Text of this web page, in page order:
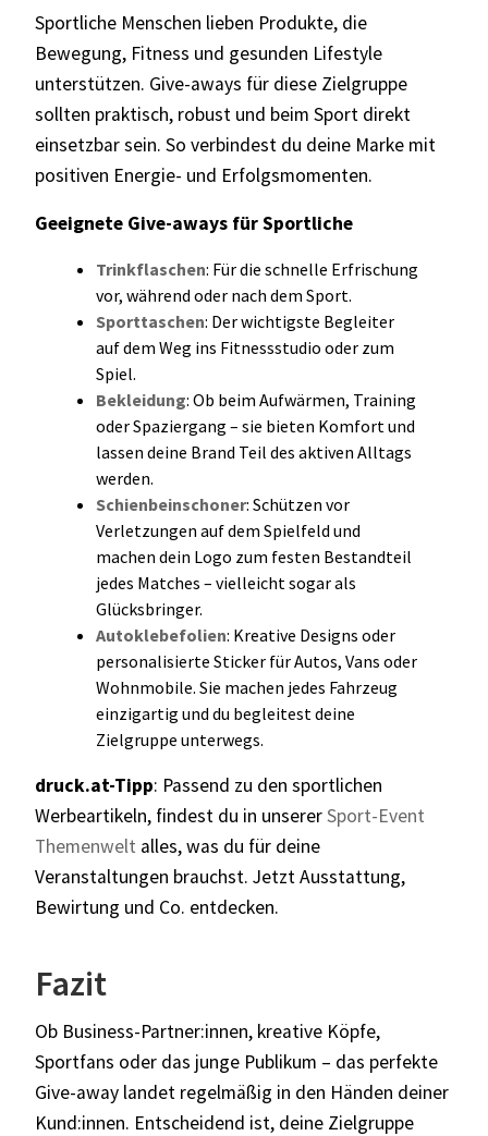
Sportliche Menschen lieben Produkte, die
Bewegung, Fitness und gesunden Lifestyle
unterstützen. Give-aways für diese Zielgruppe
sollten praktisch, robust und beim Sport direkt
einsetzbar sein. So verbindest du deine Marke mit
positiven Energie- und Erfolgsmomenten.
Geeignete Give-aways für Sportliche
Trinkflaschen: Für die schnelle Erfrischung
vor, während oder nach dem Sport.
Sporttaschen: Der wichtigste Begleiter
auf dem Weg ins Fitnessstudio oder zum
Spiel.
Bekleidung: Ob beim Aufwärmen, Training
oder Spaziergang – sie bieten Komfort und
lassen deine Brand Teil des aktiven Alltags
werden.
Schienbeinschoner: Schützen vor
Verletzungen auf dem Spielfeld und
machen dein Logo zum festen Bestandteil
jedes Matches – vielleicht sogar als
Glücksbringer.
Autoklebefolien: Kreative Designs oder
personalisierte Sticker für Autos, Vans oder
Wohnmobile. Sie machen jedes Fahrzeug
einzigartig und du begleitest deine
Zielgruppe unterwegs.
druck.at-Tipp: Passend zu den sportlichen
Werbeartikeln, findest du in unsererSport-Event
Themenwelt alles, was du für deine
Veranstaltungen brauchst. Jetzt Ausstattung,
Bewirtung und Co. entdecken.
Fazit
Ob Business-Partner:innen, kreative Köpfe,
Sportfans oder das junge Publikum – das perfekte
Give-away landet regelmäßig in den Händen deiner
Kund:innen. Entscheidend ist, deine Zielgruppe